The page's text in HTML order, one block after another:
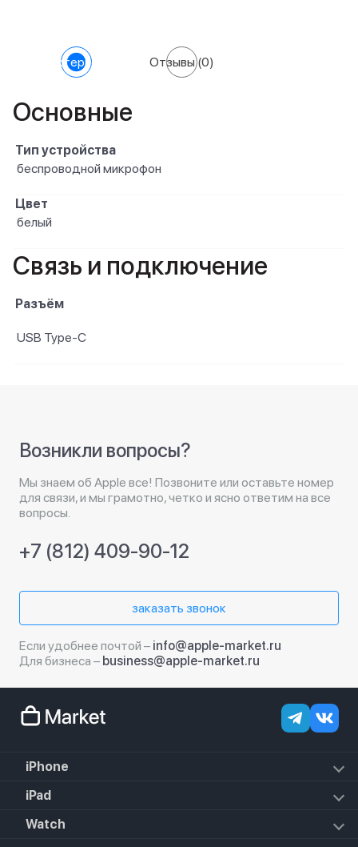
Характеристики Отзывы(0)
Основные
Тип устройства
беспроводной микрофон
Цвет
белый
Связь и подключение
Разъём
USB Type-C
Возникли вопросы?
Мы знаем об Apple все! Позвоните или оставьте номер
для связи, и мы грамотно, четко и ясно ответим на все
вопросы.
+7 (812) 409-90-12
заказать звонок
Если удобнее почтой – info@apple-market.ru
Для бизнеса – business@apple-market.ru
iPhone
iPhone 17e
iPhone 17 Pro
iPad
iPad Air (2022)
Watch